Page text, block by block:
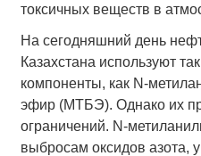
токсичных веществ в
На сегодняшний день
Казахстана используют
компоненты, как N-
эфир (МТБЭ). Однако их
ограничений. N-
выбросам оксидов азота,